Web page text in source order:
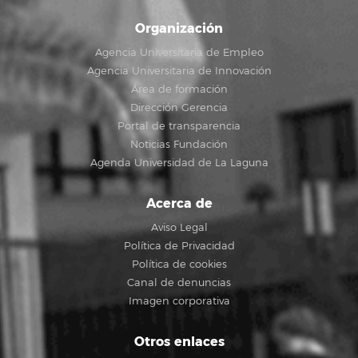
Organización
Agencia Universitaria de Empleo
Agencia Universitaria de Innovación
Área de formación
Dirección Gerencia
Portal de transparencia
Noticias Fundación
Agenda Universidad de La Laguna
Acerca de
Aviso Legal
Política de Privacidad
Política de cookies
Canal de denuncias
Imagen corporativa
Otros enlaces